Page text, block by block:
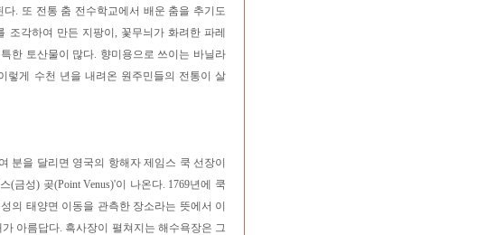
. 또 전통 춤 전수학교에서 배운 춤을 추기도
조각하여 만든 지팡이, 꽃무늬가 화려한 파레
한 토산물이 많다. 향미용으로 쓰이는 바닐라
렇게 수천 년을 내려온 원주민들의 전통이 살
분을 달리면 영국의 항해자 제임스 쿡 선장이
(금성) 곶(Point Venus)'이 나온다. 1769년에 쿡
의 태양면 이동을 관측한 장소라는 뜻에서 이
아름답다. 흑사장이 펼쳐지는 해수욕장은 그